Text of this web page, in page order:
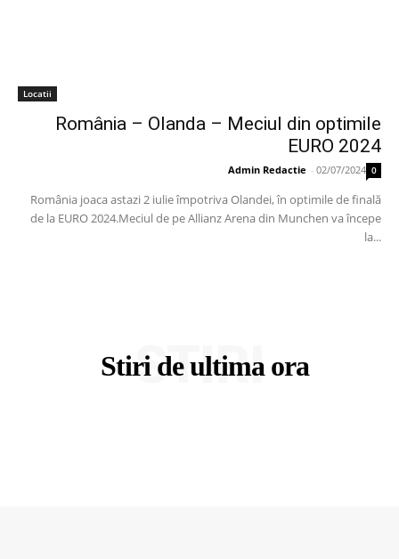
Locatii
România – Olanda – Meciul din optimile
EURO 2024
Admin Redactie - 02/07/2024 0
România joaca astazi 2 iulie împotriva Olandei, în optimile de finală
de la EURO 2024.Meciul de pe Allianz Arena din Munchen va începe
la...
Stiri de ultima ora
STIRI